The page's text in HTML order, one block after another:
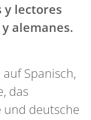
y lectores
alemanes.
Spanisch,
das
und deutsche